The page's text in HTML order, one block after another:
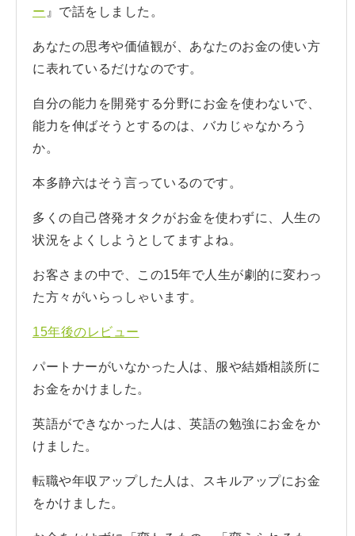
ー 』で話をしました。
あなたの思考や価値観が、あなたのお金の使い方
に表れているだけなのです。
自分の能力を開発する分野にお金を使わないで、
能力を伸ばそうとするのは、バカじゃなかろう
か。
本多静六はそう言っているのです。
多くの自己啓発オタクがお金を使わずに、人生の
状況をよくしようとしてますよね。
お客さまの中で、この15年で人生が劇的に変わっ
た方々がいらっしゃいます。
15年後のレビュー
パートナーがいなかった人は、服や結婚相談所に
お金をかけました。
英語ができなかった人は、英語の勉強にお金をか
けました。
転職や年収アップした人は、スキルアップにお金
をかけました。